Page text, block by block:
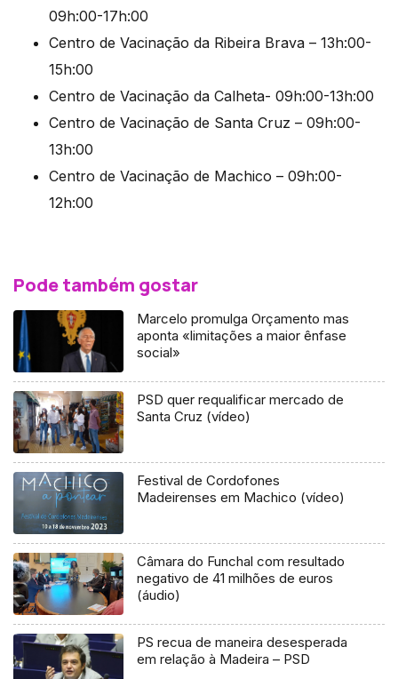
09h:00-17h:00
Centro de Vacinação da Ribeira Brava – 13h:00-
15h:00
Centro de Vacinação da Calheta- 09h:00-13h:00
Centro de Vacinação de Santa Cruz – 09h:00-
13h:00
Centro de Vacinação de Machico – 09h:00-
12h:00
Pode também gostar
Marcelo promulga Orçamento mas
aponta «limitações a maior ênfase
social»
PSD quer requalificar mercado de
Santa Cruz (vídeo)
Festival de Cordofones
Madeirenses em Machico (vídeo)
Câmara do Funchal com resultado
negativo de 41 milhões de euros
(áudio)
PS recua de maneira desesperada
em relação à Madeira – PSD